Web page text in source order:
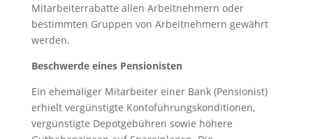
Mitarbeiterrabatte allen Arbeitnehmern oder
bestimmten Gruppen von Arbeitnehmern gewährt
werden.
Beschwerde eines Pensionisten
Ein ehemaliger Mitarbeiter einer Bank (Pensionist)
erhielt vergünstigte Kontoführungskonditionen,
vergünstigte Depotgebühren sowie höhere